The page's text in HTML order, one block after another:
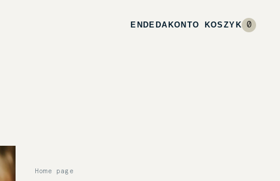
ENDE DA KONTO KOSZYK 0
Home page